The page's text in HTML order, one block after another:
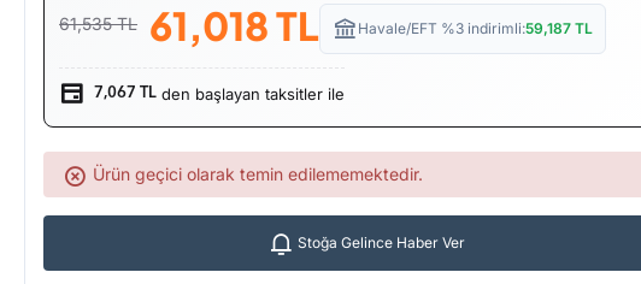
61,535 TL 61,018TL Havale/EFT %3 indirimli:59,187 TL
7,067 TL den başlayan taksitler ile
Ürün geçici olarak temin edilememektedir.
Stoğa Gelince Haber Ver